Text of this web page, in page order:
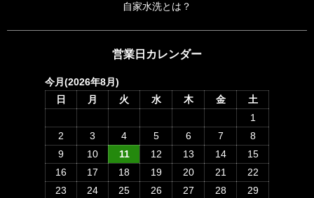
自家水洗とは？
営業日カレンダー
今月(2026年8月)
日
月 火 水 木 金
土
1
2
3 4 5 6 7
8
9
10 11 12 13 14
15
16
17 18 19 20 21
22
23
24 25 26 27 28 29